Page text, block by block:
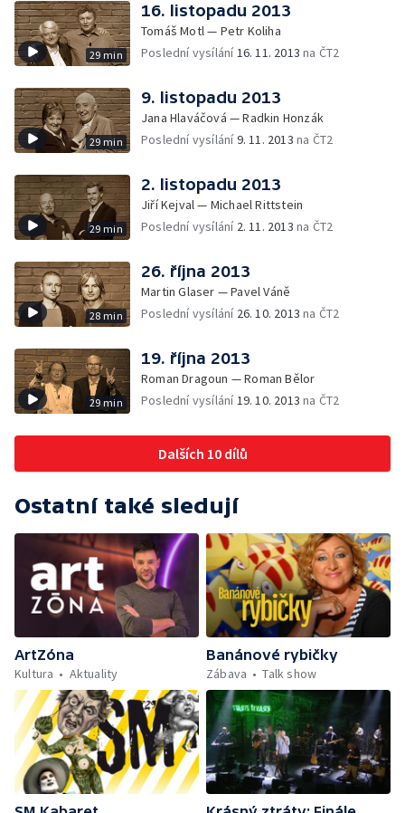
29 min
16. listopadu 2013
Tomáš Motl — Petr Koliha
Poslední vysílání16. 11. 2013 na ČT2
29 min
9. listopadu 2013
Jana Hlaváčová — Radkin Honzák
Poslední vysílání9. 11. 2013 na ČT2
29 min
2. listopadu 2013
Jiří Kejval — Michael Rittstein
Poslední vysílání 2. 11. 2013 na ČT2
28 min
26. října 2013
Martin Glaser — Pavel Váně
Poslední vysílání 26. 10. 2013 na ČT2
29 min
19. října 2013
Roman Dragoun — Roman Bělor
Poslední vysílání19. 10. 2013 na ČT2
Dalších 10 dílů
Ostatní také sledují
ArtZóna
Kultura
Aktuality
Banánové rybičky
Zábava
Talk show